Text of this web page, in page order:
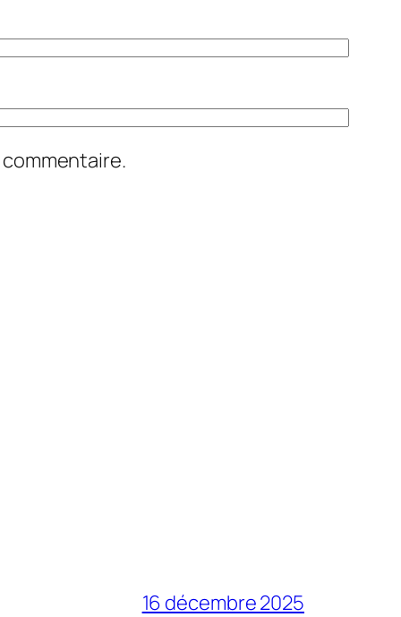
16 décembre 2025